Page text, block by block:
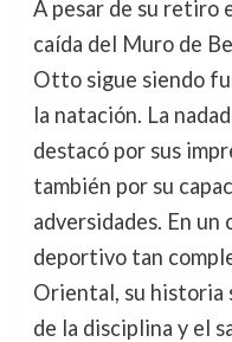
A pesar de su retiro
caída del Muro de
Otto sigue siendo
la natación. La
destacó por sus
también por su
adversidades. En
deportivo tan
Oriental, su historia
de la disciplina y el